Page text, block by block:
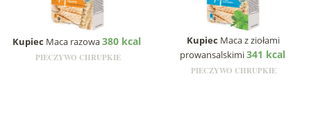
Kupiec Maca razowa380 kcal
PIECZYWO CHRUPKIE
Kupiec Maca z ziołami
prowansalskimi341 kcal
PIECZYWO CHRUPKIE